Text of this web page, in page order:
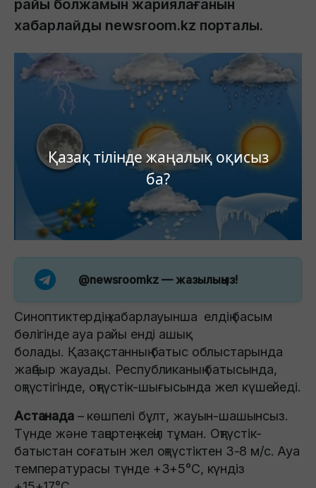
Қазақ тілінде жаңалық оқисыз
ба?
райы болжамын жариялағанын
хабарлайды newsroom.kz порталы.
@newsroomkz — жазылыңыз!
Синоптиктердің хабарлауынша елдің басым
бөлігінде ауа райы енді ашық
болады. Қазақстанның батыс облыстарында
жаңбыр жауады. Республиканың батысында,
оңтүстігінде, оңтүстік-шығысында жел күшейеді.
Астанада– көшпелі бұлт, жауын-шашынсыз.
Түнде және таңертең жеңіл тұман. Оңтүстік-
батыстан соғатын жел оңтүстіктен 3-8 м/с. Ауа
температурасы түнде +3+5°С, күндіз